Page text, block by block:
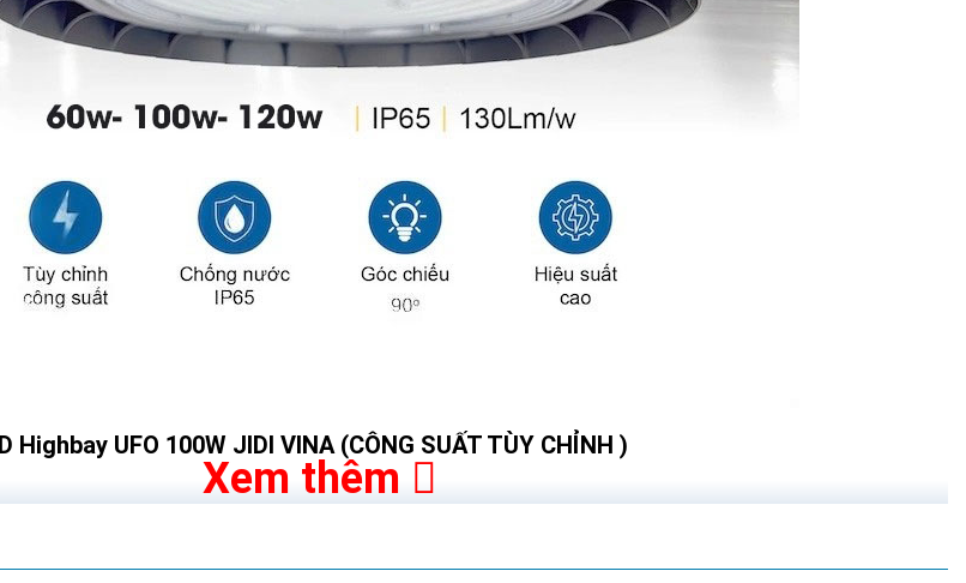
UFO 100W JIDI VINA (CÔNG SUẤT TÙY CHỈNH )
Xem thêm